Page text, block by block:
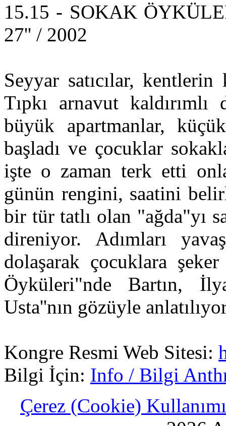
15.15 - SOKAK
27'' / 2002
Seyyar satıcılar,
Tıpkı arnavut
büyük apartmanlar,
başladı ve çocuklar
işte o zaman terk etti
günün rengini, saatini
bir tür tatlı olan "ağda"yı
direniyor. Adımları
dolaşarak çocuklara
Öyküleri"nde Bartın,
Usta''nın gözüyle
Kongre Resmi Web Sitesi:
Bilgi İçin: Info / Bilgi
Çerez (Cookie)